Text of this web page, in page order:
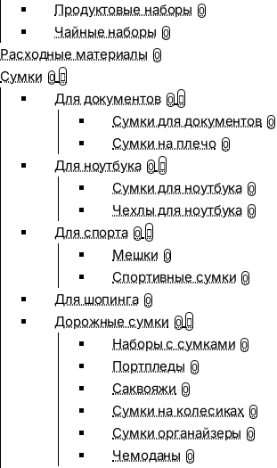
Продуктовые наборы 0
Чайные наборы 0
Расходные материалы 0
Сумки 0
Для документов 0
Сумки для документов 0
Сумки на плечо 0
Для ноутбука 0
Сумки для ноутбука 0
Чехлы для ноутбука 0
Для спорта 0
Мешки 0
Спортивные сумки 0
Для шопинга 0
Дорожные сумки 0
Наборы с сумками 0
Портпледы 0
Саквояжи 0
Сумки на колесиках 0
Сумки органайзеры 0
Чемоданы 0